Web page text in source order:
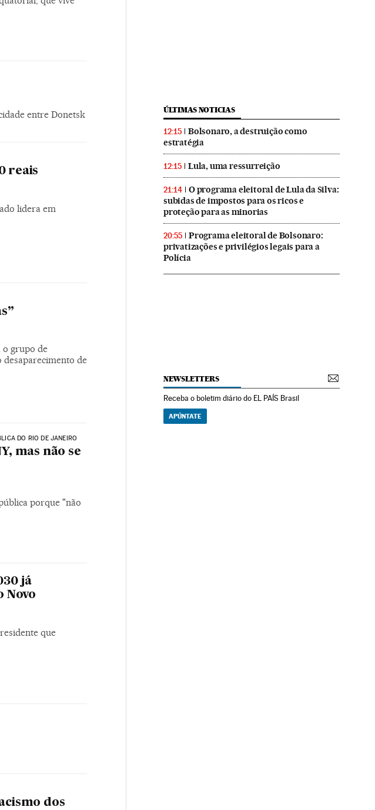
entre Donetsk
reais
lidera em
o grupo de
desaparecimento de
DO RIO DE JANEIRO
mas não se
porque "não
já
Novo
que
dos
ÚLTIMAS NOTICIAS
12:15
Bolsonaro, a destruição como
estratégia
12:15 Lula, uma ressurreição
21:14
O programa eleitoral de Lula da Silva:
subidas de impostos para os ricos e
proteção para as minorias
20:55
Programa eleitoral de Bolsonaro:
privatizações e privilégios legais para a
Polícia
NEWSLETTERS
Receba o boletim diário do EL PAÍS Brasil
APÚNTATE